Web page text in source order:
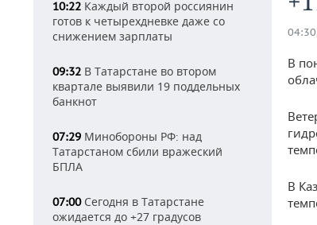
10:22 Каждый второй россиянин
готов к четырехдневке даже со
снижением зарплаты
09:32 В Татарстане во втором
квартале выявили 19 поддельных
банкнот
07:29 Минобороны РФ: над
Татарстаном сбили вражеский
БПЛА
07:00Сегодня в Татарстане
ожидается до +27 градусов
В
В